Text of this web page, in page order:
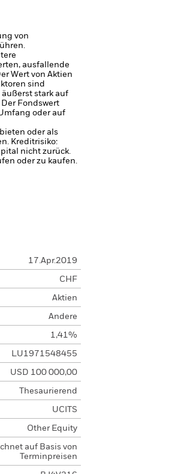
von
ausfallende
Wert von Aktien
sind
stark auf
Fondswert
oder auf
oder als
Kreditrisiko:
nicht zurück.
oder zu kaufen.
17.Apr.2019
CHF
Aktien
Andere
1,41%
LU1971548455
USD 100 000,00
Thesaurierend
UCITS
Other Equity
auf Basis von
Terminpreisen